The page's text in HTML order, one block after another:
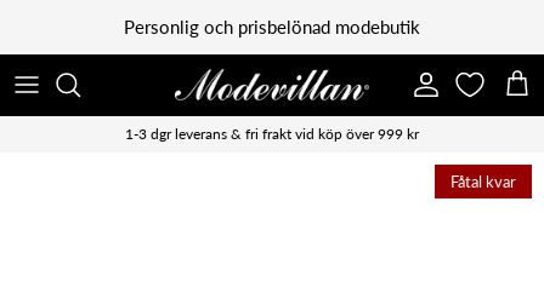
Vidare till innehållPersonlig och prisbelönad modebutik
Konto
1-3 dgr leverans & fri frakt vid köp över 999 kr
Fåtal kvar